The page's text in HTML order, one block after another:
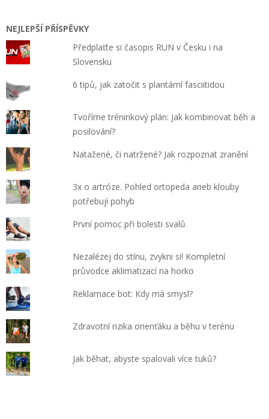
NEJLEPŠÍ PŘÍSPĚVKY
Předplaťte si časopis RUN v Česku i na
Slovensku
6 tipů, jak zatočit s plantární fasciitidou
Tvoříme tréninkový plán: Jak kombinovat běh a
posilování?
Natažené, či natržené? Jak rozpoznat zranění
3x o artróze. Pohled ortopeda aneb klouby
potřebují pohyb
První pomoc při bolesti svalů
Nezalézej do stínu, zvykni si! Kompletní
průvodce aklimatizací na horko
Reklamace bot: Kdy má smysl?
Zdravotní rizika orienťáku a běhu v terénu
Jak běhat, abyste spalovali více tuků?